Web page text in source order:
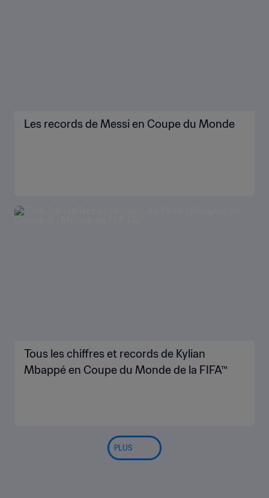
Les records de Messi en Coupe du Monde
Tous les chiffres et records de Kylian
Mbappé en Coupe du Monde de la FIFA™
PLUS